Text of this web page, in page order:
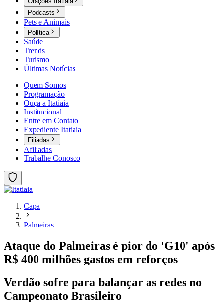
Podcasts
Pets e Animais
Política
Saúde
Trends
Turismo
Últimas Notícias
Quem Somos
Programação
Ouça a Itatiaia
Institucional
Entre em Contato
Expediente Itatiaia
Filiadas
Afiliadas
Trabalhe Conosco
Capa
Palmeiras
Ataque do Palmeiras é pior do 'G10' após
R$ 400 milhões gastos em reforços
Verdão sofre para balançar as redes no
Campeonato Brasileiro